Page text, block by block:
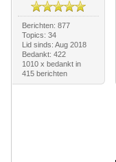
Berichten: 877
Topics: 34
Lid sinds: Aug 2018
Bedankt: 422
1010 x bedankt in
415 berichten